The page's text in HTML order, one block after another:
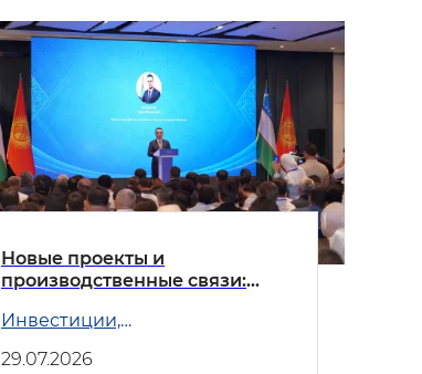
Новые проекты и
производственные связи:
углубляют сотрудничество
Инвестиции,
29.07.2026